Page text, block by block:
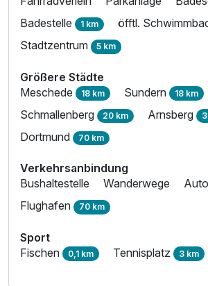
Badestelle 1 km öfftl.
Stadtzentrum 5 km
Größere Städte
Meschede 18 km Sundern 18 km
Schmallenberg 20 km Arnsberg
Dortmund 70 km
Verkehrsanbindung
Bushaltestelle
Wanderwege
Flughafen 70 km
Sport
Fischen 0,1 km Tennisplatz 3 km